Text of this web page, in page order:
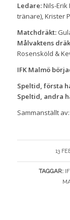
Ledare:Nils-Erik
tränare), Krister
Matchdräkt:
Målvaktens
Rosensköld &
IFK Malmö
Speltid, första
Speltid, andra
Sammanställt
13
TAGGAR: